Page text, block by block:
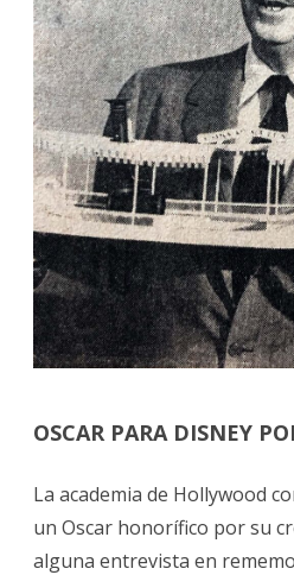
OSCAR PARA DISNEY
La academia de Hollywood
un Oscar honorífico por su
alguna entrevista en